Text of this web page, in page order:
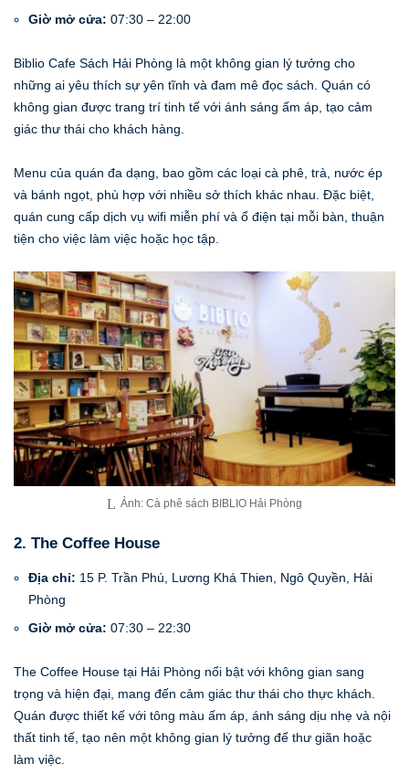
Giờ mở cửa: 07:30 – 22:00
Biblio Cafe Sách Hải Phòng là một không gian lý tưởng cho
những ai yêu thích sự yên tĩnh và đam mê đọc sách. Quán có
không gian được trang trí tinh tế với ánh sáng ấm áp, tạo cảm
giác thư thái cho khách hàng.
Menu của quán đa dạng, bao gồm các loại cà phê, trà, nước ép
và bánh ngọt, phù hợp với nhiều sở thích khác nhau. Đặc biệt,
quán cung cấp dịch vụ wifi miễn phí và ổ điện tại mỗi bàn, thuận
tiện cho việc làm việc hoặc học tập.
Ảnh: Cà phê sách BIBLIO Hải Phòng
2. The Coffee House
Địa chỉ: 15 P. Trần Phú, Lương Khá Thien, Ngô Quyền, Hải
Phòng
Giờ mở cửa: 07:30 – 22:30
The Coffee House tại Hải Phòng nổi bật với không gian sang
trọng và hiện đại, mang đến cảm giác thư thái cho thực khách.
Quán được thiết kế với tông màu ấm áp, ánh sáng dịu nhẹ và nội
thất tinh tế, tạo nên một không gian lý tưởng để thư giãn hoặc
làm việc.